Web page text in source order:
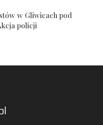
w Gliwicach pod
policji